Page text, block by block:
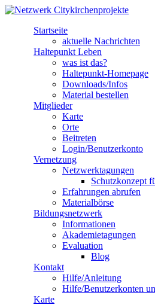
Direkt zum Inhalt
Netzwerk
Startseite
aktuelle Nachrichten
Haltepunkt Leben
was ist das?
Haltepunkt-Homepage
Downloads/Infos
Material bestellen
Mitglieder
Karte
Orte
Beitreten
Login/Benutzerkonto
Vernetzung
Netzwerktagungen
Schutzkonzept
Erfahrungen abrufen
Materialbörse
Bildungsnetzwerk
Informationen
Akademietagungen
Evaluation
Blog
Kontakt
Hilfe/Anleitung
Hilfe/Benutzerkonten
Karte